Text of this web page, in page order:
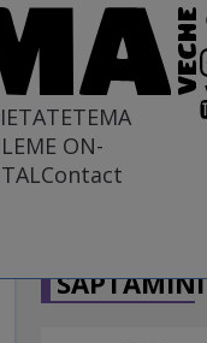
TEMA
ON-
Contact